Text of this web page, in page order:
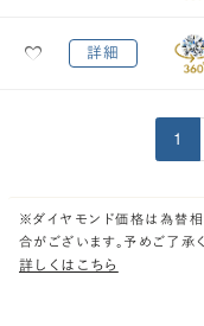
詳細
1
※ダイヤモンド価格は為替
合がございます。予めご了承
詳しくはこちら